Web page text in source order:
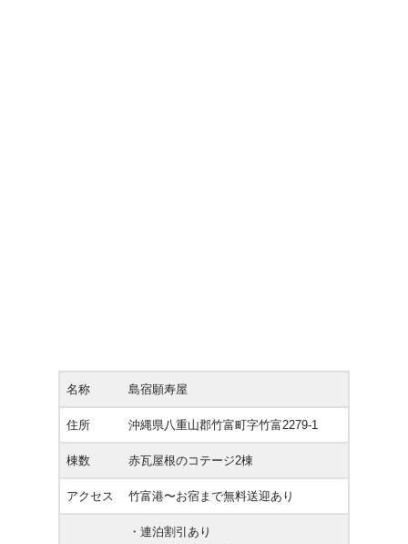
名称 島宿願寿屋
住所 沖縄県八重山郡竹富町字竹富2279-1
棟数 赤瓦屋根のコテージ2棟
アクセス 竹富港〜お宿まで無料送迎あり
・連泊割引あり